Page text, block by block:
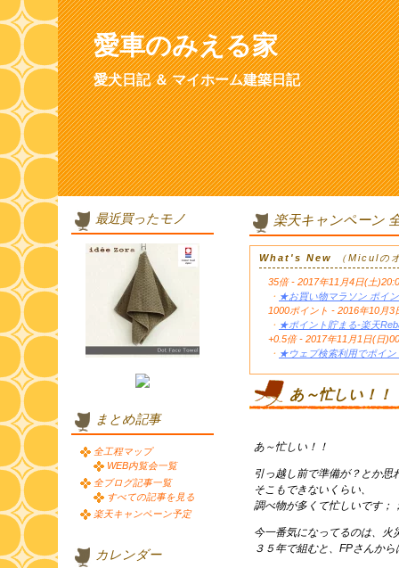
愛車のみえる家
愛犬日記 ＆ マイホーム建築日記
楽天キャンペーン
What's New （Miculの
35倍 - 2017年11月4日(土
・ ★お買い物マラソン ポイ
1000ポイント - 2016年10月
・ ★ポイント貯まる-楽天
+0.5倍 - 2017年11月1日(日
・ ★ウェブ検索利用でポイン
あ～忙しい！！
あ～忙しい！！
引っ越し前で準備が？とか思
そこもできないくらい、
調べ物が多くて忙しいです；
今一番気になってるのは、火
３５年で組むと、FPさんか
最近買ったモノ
まとめ記事
全工程マップ
WEB内覧会一覧
全ブログ記事一覧
すべての記事を見る
楽天キャンペーン予定
カレンダー